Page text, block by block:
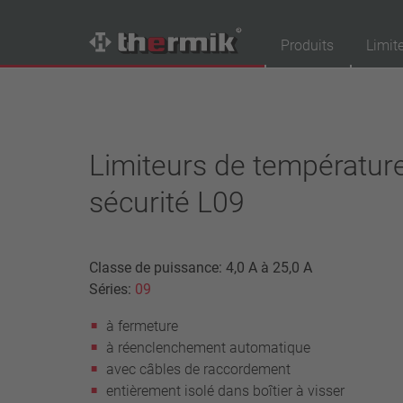
Produits
à ouverture
à fermeture
haute température (205 – 250 °C)
1,6 A – 7,5 A
4 A – 25 A
13,5 A – 42 A
Limiteurs de
sécurité L09
Classe de puissance: 4,0 A à 25,0 A
Séries: 09
à fermeture
à réenclenchement automatique
avec câbles de raccordement
entièrement isolé dans boîtier à visser